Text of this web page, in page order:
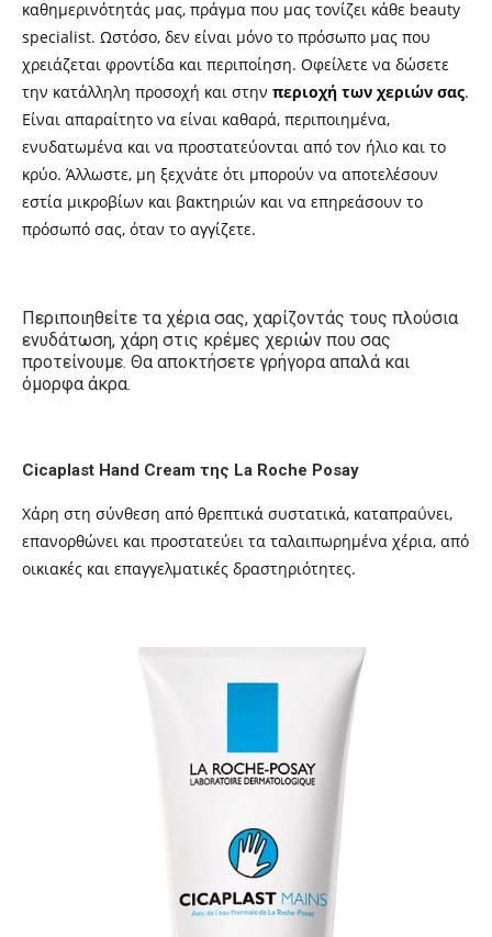
καθημερινότητάς μας, πράγμα που μας τονίζει κάθε beauty
specialist. Ωστόσο, δεν είναι μόνο το πρόσωπο μας που
χρειάζεται φροντίδα και περιποίηση. Οφείλετε να δώσετε
την κατάλληλη προσοχή και στην περιοχή των χεριών σας.
Είναι απαραίτητο να είναι καθαρά, περιποιημένα,
ενυδατωμένα και να προστατεύονται από τον ήλιο και το
κρύο. Άλλωστε, μη ξεχνάτε ότι μπορούν να αποτελέσουν
εστία μικροβίων και βακτηριών και να επηρεάσουν το
πρόσωπό σας, όταν το αγγίζετε.
Περιποιηθείτε τα χέρια σας, χαρίζοντάς τους πλούσια
ενυδάτωση, χάρη στις κρέμες χεριών που σας
προτείνουμε. Θα αποκτήσετε γρήγορα απαλά και
όμορφα άκρα.
Cicaplast Hand Cream της La Roche Posay
Χάρη στη σύνθεση από θρεπτικά συστατικά, καταπραΰνει,
επανορθώνει και προστατεύει τα ταλαιπωρημένα χέρια, από
οικιακές και επαγγελματικές δραστηριότητες.